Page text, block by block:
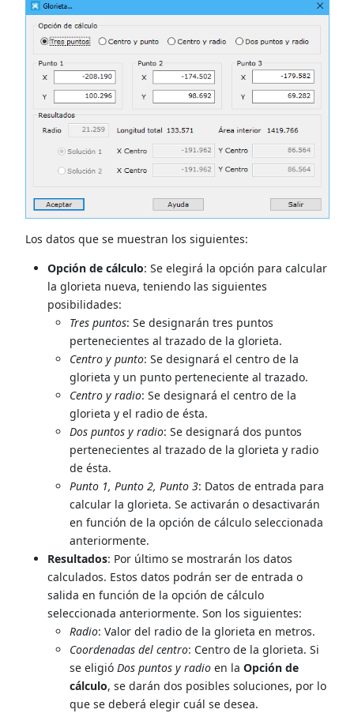
Los datos que se muestran los siguientes:
Opción de cálculo: Se elegirá la opción para calcular
la glorieta nueva, teniendo las siguientes
posibilidades:
Tres puntos: Se designarán tres puntos
pertenecientes al trazado de la glorieta.
Centro y punto: Se designará el centro de la
glorieta y un punto perteneciente al trazado.
Centro y radio: Se designará el centro de la
glorieta y el radio de ésta.
Dos puntos y radio: Se designará dos puntos
pertenecientes al trazado de la glorieta y radio
de ésta.
Punto 1, Punto 2, Punto 3: Datos de entrada para
calcular la glorieta. Se activarán o desactivarán
en función de la opción de cálculo seleccionada
anteriormente.
Resultados: Por último se mostrarán los datos
calculados. Estos datos podrán ser de entrada o
salida en función de la opción de cálculo
seleccionada anteriormente. Son los siguientes:
Radio: Valor del radio de la glorieta en metros.
Coordenadas del centro: Centro de la glorieta. Si
se eligió Dos puntos y radioen la Opción de
cálculo, se darán dos posibles soluciones, por lo
que se deberá elegir cuál se desea.